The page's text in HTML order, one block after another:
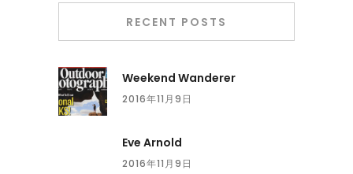
RECENT POSTS
Weekend Wanderer
2016年11月9日
Eve Arnold
2016年11月9日